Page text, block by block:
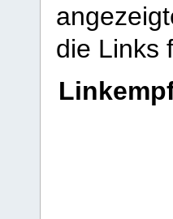
die Links